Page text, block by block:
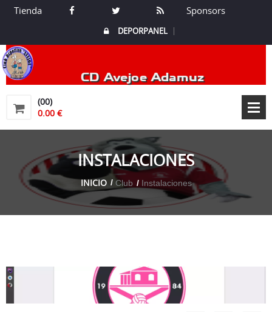
Tienda Sponsors
DEPORPANEL
CD Avejoe Adamuz
(00)
0.00 €
INSTALACIONES
INICIO Club Instalaciones